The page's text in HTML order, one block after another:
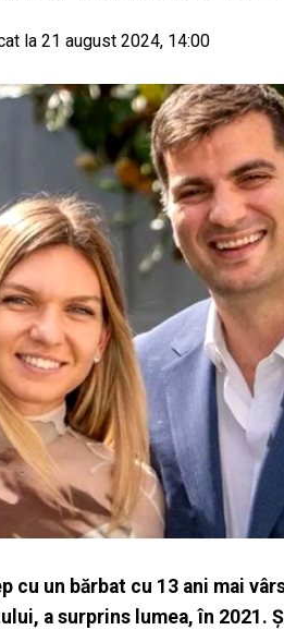
la 21 august 2024, 14:00
cu un bărbat cu 13 ani mai
a surprins lumea, în 2021.